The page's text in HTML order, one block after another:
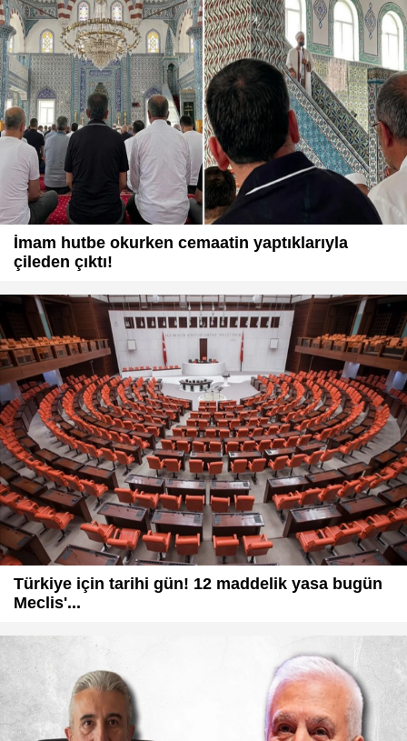
İmam hutbe okurken cemaatin yaptıklarıyla
çileden çıktı!
Türkiye için tarihi gün! 12 maddelik yasa bugün
Meclis'...